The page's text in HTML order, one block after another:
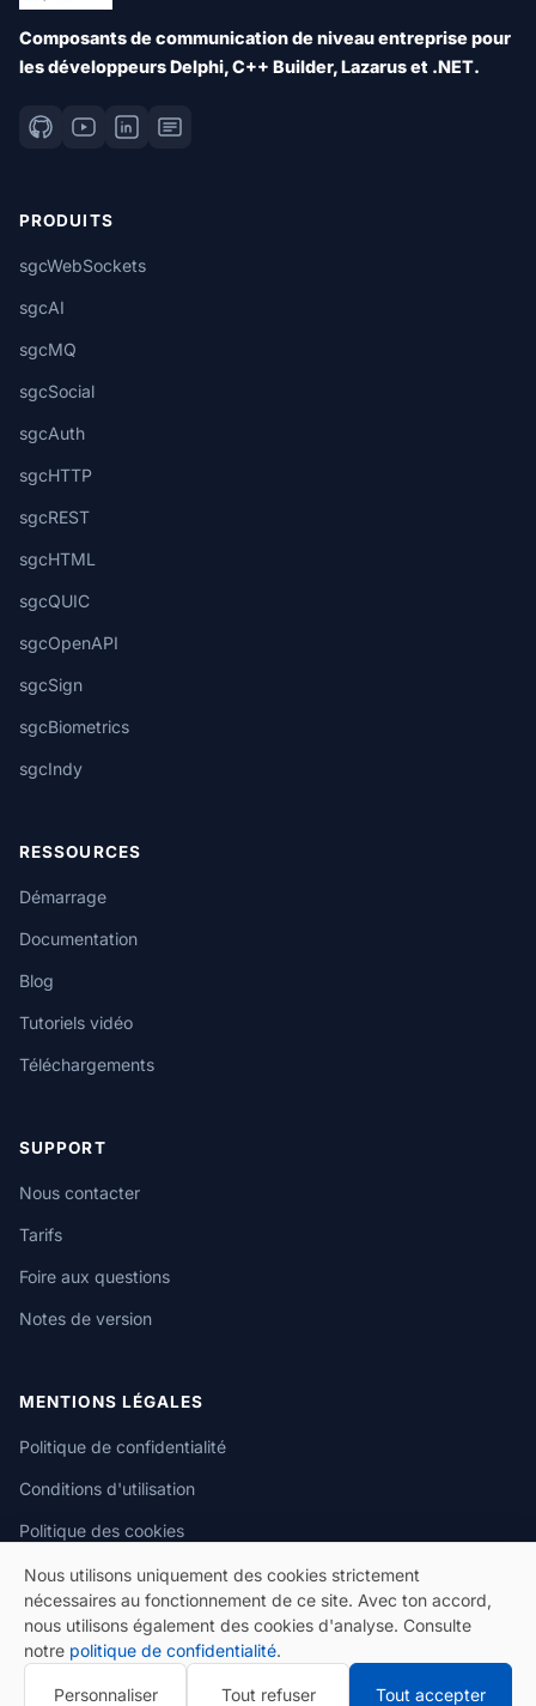
Composants de communication de niveau entreprise pour
les développeurs Delphi, C++ Builder, Lazarus et .NET.
PRODUITS
sgcWebSockets
sgcAI
sgcMQ
sgcSocial
sgcAuth
sgcHTTP
sgcREST
sgcHTML
sgcQUIC
sgcOpenAPI
sgcSign
sgcBiometrics
sgcIndy
RESSOURCES
Démarrage
Documentation
Blog
Tutoriels vidéo
Téléchargements
SUPPORT
Nous contacter
Tarifs
Foire aux questions
Notes de version
MENTIONS LÉGALES
Politique de confidentialité
Conditions d'utilisation
Politique des cookies
© 2026 eSeGeCe. Tous droits réservés.
Nous utilisons uniquement des cookies strictement
nécessaires au fonctionnement de ce site. Avec ton accord,
nous utilisons également des cookies d'analyse. Consulte
notre politique de confidentialité.
Personnaliser Tout refuser Tout accepter